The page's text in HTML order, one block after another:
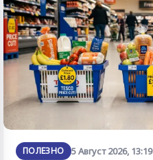
ПОЛЕЗНО 5 Август 2026, 13:19